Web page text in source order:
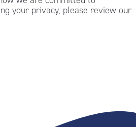
your privacy, please review our